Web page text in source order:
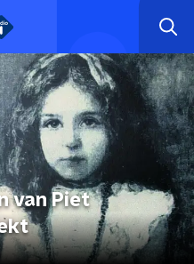
van Piet